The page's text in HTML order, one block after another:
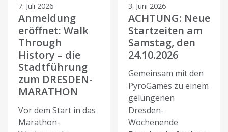
7. Juli 2026
Anmeldung
eröffnet: Walk
Through
History – die
Stadtführung
zum DRESDEN-
MARATHON
Vor dem Start in das
Marathon-
3. Juni 2026
ACHTUNG: Neue
Startzeiten am
Samstag, den
24.10.2026
Gemeinsam mit den
PyroGames zu einem
gelungenen
Dresden-
Wochenende